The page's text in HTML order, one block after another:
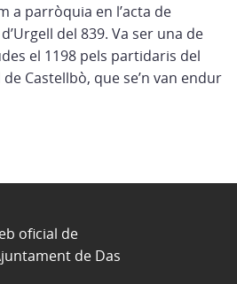
a parròquia en l’acta de
del 839. Va ser una de
el 1198 pels partidaris del
Castellbò, que se’n van endur
oficial de
de Das